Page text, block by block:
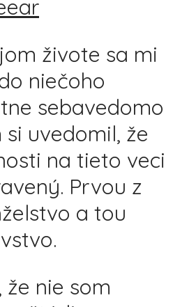
živote sa mi
niečoho
sebavedomo
uvedomil, že
na tieto veci
Prvou z
a tou
nie som